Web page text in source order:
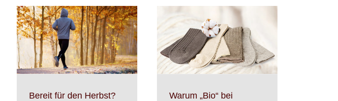
Bereit für den Herbst?
Warum „Bio“ bei Baumwolle?
Bio Materialien Naturfasern
Produkte
Warum „Bio“ bei